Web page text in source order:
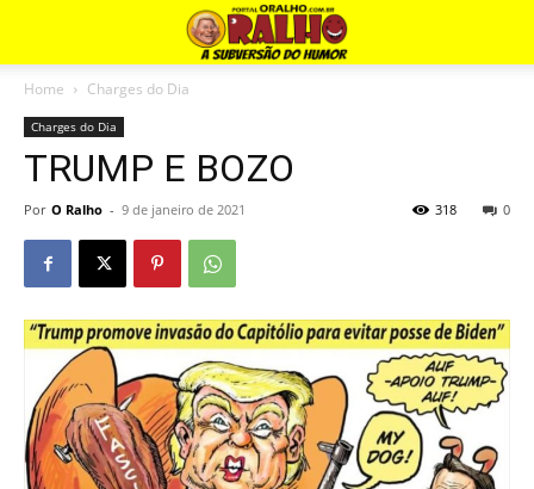
Home Charges do Dia
Charges do Dia
TRUMP E BOZO
Por O Ralho - 9 de janeiro de 2021 0
318